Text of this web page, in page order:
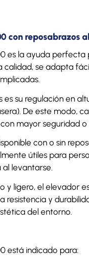
con reposabrazos
es la ayuda
se adapta
su regulación en
De este modo,
mayor seguridad
con o sin
útiles para
levantarse.
y ligero, el elevador
resistencia y
del entorno.
está indicado para: